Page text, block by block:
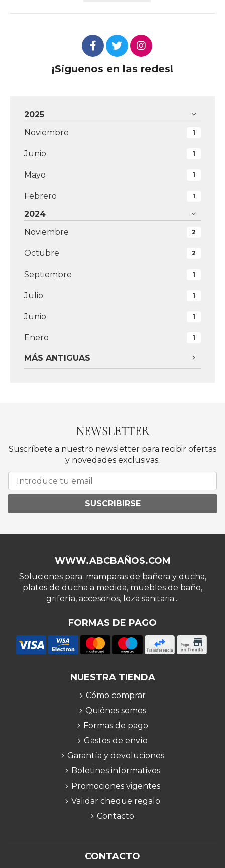
¡Síguenos en las redes!
2025
Noviembre
1
Junio 1
Mayo 1
Febrero 1
2024
Noviembre
2
Octubre 2
Septiembre 1
Julio 1
Junio 1
Enero 1
MÁS ANTIGUAS
NEWSLETTER
Suscríbete a nuestro newsletter para recibir ofertas
y novedades exclusivas.
SUSCRIBIRSE
WWW.ABCBAÑOS.COM
Soluciones para: mamparas de bañera y ducha,
platos de ducha a medida, muebles de baño,
grifería, accesorios, loza sanitaria...
FORMAS DE PAGO
NUESTRA TIENDA
Cómo comprar
Quiénes somos
Formas de pago
Gastos de envío
Garantía y devoluciones
Boletines informativos
Promociones vigentes
Validar cheque regalo
Contacto
CONTACTO